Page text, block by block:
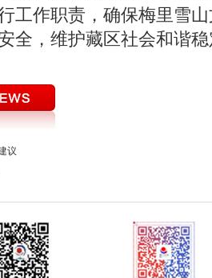
工作职责，确保梅里雪
全，维护藏区社会和谐
议